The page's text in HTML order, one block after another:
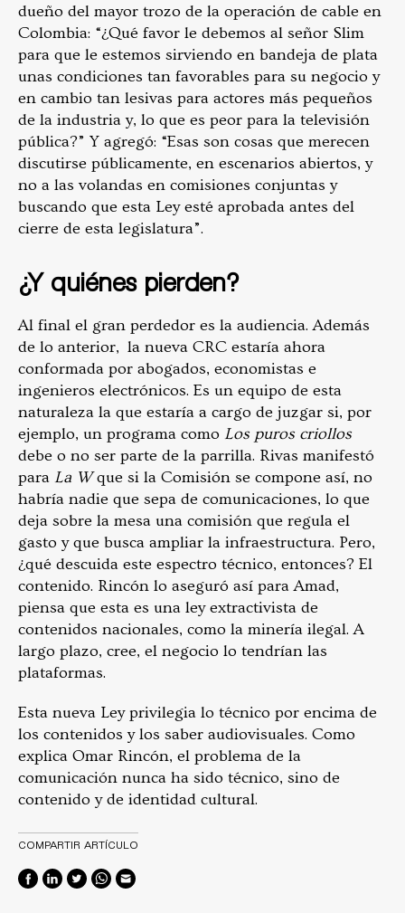
dueño del mayor trozo de la operación de cable en
Colombia: “¿Qué favor le debemos al señor Slim
para que le estemos sirviendo en bandeja de plata
unas condiciones tan favorables para su negocio y
en cambio tan lesivas para actores más pequeños
de la industria y, lo que es peor para la televisión
pública?” Y agregó: “Esas son cosas que merecen
discutirse públicamente, en escenarios abiertos, y
no a las volandas en comisiones conjuntas y
buscando que esta Ley esté aprobada antes del
cierre de esta legislatura”.
¿Y quiénes pierden?
Al final el gran perdedor es la audiencia. Además
de lo anterior, la nueva CRC estaría ahora
conformada por abogados, economistas e
ingenieros electrónicos. Es un equipo de esta
naturaleza la que estaría a cargo de juzgar si, por
ejemplo, un programa como Los puros criollos
debe o no ser parte de la parrilla. Rivas manifestó
para La Wque si la Comisión se compone así, no
habría nadie que sepa de comunicaciones, lo que
deja sobre la mesa una comisión que regula el
gasto y que busca ampliar la infraestructura. Pero,
¿qué descuida este espectro técnico, entonces? El
contenido. Rincón lo aseguró así para Amad,
piensa que esta es una ley extractivista de
contenidos nacionales, como la minería ilegal. A
largo plazo, cree, el negocio lo tendrían las
plataformas.
Esta nueva Ley privilegia lo técnico por encima de
los contenidos y los saber audiovisuales. Como
explica Omar Rincón, el problema de la
comunicación nunca ha sido técnico, sino de
contenido y de identidad cultural.
COMPARTIR ARTÍCULO